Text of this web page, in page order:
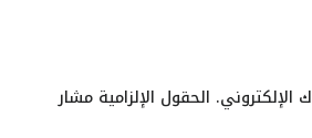
الإلكتروني. الحقول الإلزامية مشار